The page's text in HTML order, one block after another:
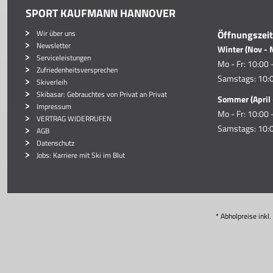
SPORT KAUFMANN HANNOVER
Wir über uns
Newsletter
Serviceleistungen
Zufriedenheitsversprechen
Skiverleih
Skibasar: Gebrauchtes von Privat an Privat
Impressum
VERTRAG WIDERRUFEN
AGB
Datenschutz
Jobs: Karriere mit Ski im Blut
Winter (Nov -
Mo - Fr: 10:00
Samstags:
Sommer (April
Mo - Fr: 10:00
Samstags:
* Abholpreise